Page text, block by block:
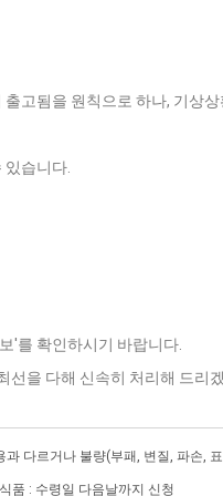
고됨을 원칙으로 하나, 기상
습니다.
'를 확인하시기 바랍니다.
선을 다해 신속히 처리해 드리
다르거나 불량(부패, 변질, 파손,
품 : 수령일 다음날까지 신청